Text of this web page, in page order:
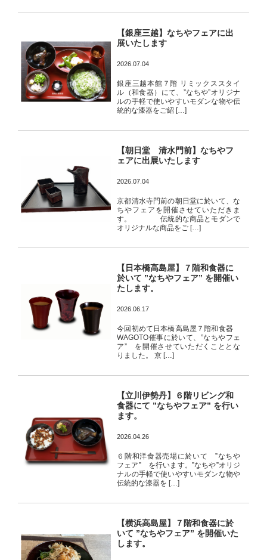
【銀座三越】なちやフェアに出
展いたします
2026.07.04
銀座三越本館７階 リミックススタイ
ル（和食器）にて、”なちや”オリジナ
ルの手軽で使いやすいモダンな物や伝
統的な漆器をご紹 […]
【朝日堂 清水門前】なちやフ
ェアに出展いたします
2026.07.04
京都清水寺門前の朝日堂に於いて、な
ちやフェアを開催させていただきま
す。 伝統的な商品とモダンで
オリジナルな商品をご […]
【日本橋高島屋】７階和食器に
於いて ”なちやフェア” を開催い
たします。
2026.06.17
今回初めて日本橋高島屋７階和食器
WAGOTO催事に於いて、”なちやフェ
ア” を開催させていただくこととな
りました。 京 […]
【立川伊勢丹】６階リビング和
食器にて ”なちやフェア” を行い
ます。
2026.04.26
６階和洋食器売場に於いて ”なちや
フェア” を行います。”なちや”オリジ
ナルの手軽で使いやすいモダンな物や
伝統的な漆器を […]
【横浜高島屋】７階和食器に於
いて ”なちやフェア” を開催いた
します。